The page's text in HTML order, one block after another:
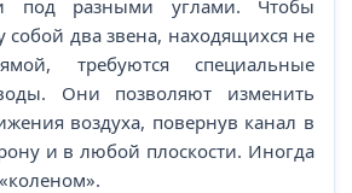
под разными углами. Чтобы
собой два звена, находящихся не
требуются специальные
Они позволяют изменить
воздуха, повернув канал в
и в любой плоскости. Иногда